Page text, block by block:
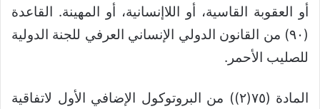
أو العقوبة القاسية، أو اللاإنسانية، أو المهينة. القاعدة
(٩٠) من القانون الدولي الإنساني العرفي للجنة الدولية
للصليب الأحمر.
المادة (٧٥(٢)) من البروتوكول الإضافي الأول لاتفاقية